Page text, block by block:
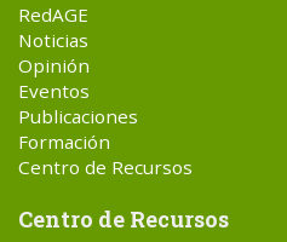
RedAGE
Noticias
Opinión
Eventos
Publicaciones
Formación
Centro de Recursos
Centro de Recursos